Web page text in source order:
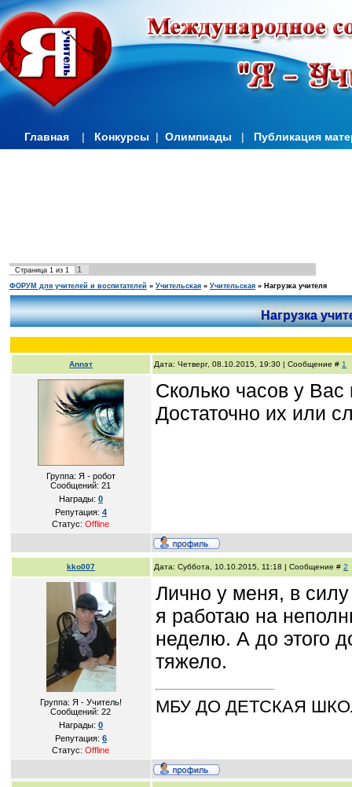
Главная | Конкурсы | Олимпиады | Публикация
Страница 1 из 1 1
ФОРУМ для учителей и воспитателей » Учительская » Учительская » Нагрузка учителя
Нагрузка
Annэт Дата: Четверг, 08.10.2015, 19:30 | Сообщение # 1
Группа: Я - робот
Сообщений:21
Награды: 0
Репутация: 4
Статус:Offline
Сколько часов у
Достаточно их или
kko007 Дата: Суббота, 10.10.2015, 11:18 | Сообщение # 2
Группа: Я - Учитель!
Сообщений:22
Награды: 0
Репутация: 6
Статус:Offline
Лично у меня, в силу
я работаю на
неделю. А до этого
тяжело.
МБУ ДО ДЕТСКАЯ